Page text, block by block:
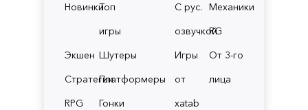
НовинкиТоп
игры
Экшен Шутеры
СтратегииПлатформеры
RPG
Гонки
С рус.
озвучкой
Механики
RG
Игры
от
xatab
От 3-го
лица